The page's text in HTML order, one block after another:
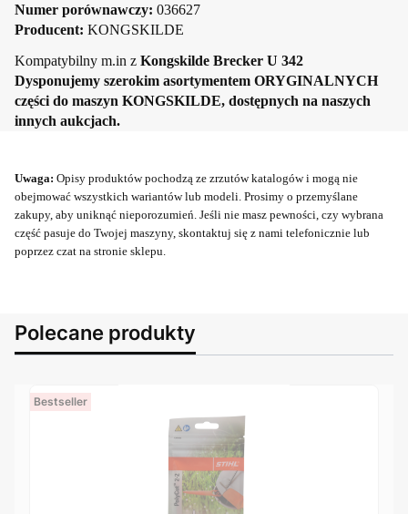
Numer porównawczy: 036627
Producent: KONGSKILDE
Kompatybilny m.in z Kongskilde Brecker U 342
Dysponujemy szerokim asortymentem ORYGINALNYCH
części do maszyn KONGSKILDE, dostępnych na naszych
innych aukcjach.
Uwaga: Opisy produktów pochodzą ze zrzutów katalogów i mogą nie
obejmować wszystkich wariantów lub modeli. Prosimy o przemyślane
zakupy, aby uniknąć nieporozumień. Jeśli nie masz pewności, czy wybrana
część pasuje do Twojej maszyny, skontaktuj się z nami telefonicznie lub
poprzez czat na stronie sklepu.
Polecane produkty
Bestseller